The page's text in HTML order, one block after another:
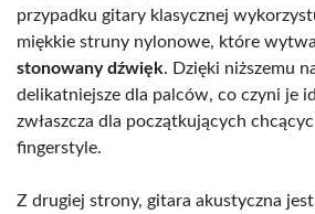
przypadku gitary klasycznej
miękkie struny nylonowe, które
stonowany dźwięk. Dzięki niższemu
delikatniejsze dla palców, co czyni je
zwłaszcza dla początkujących
fingerstyle.
Z drugiej strony, gitara akustyczna